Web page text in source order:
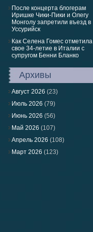
После концерта блогерам
Иришке Чики-Пики и Олегу
Монголу запретили въезд в
Уссурийск
Как Селена Гомес отметила
свое 34-летие в Италии с
супругом Бенни Бланко
Архивы
Август 2026 (23)
Июль 2026 (79)
Июнь 2026 (56)
Май 2026 (107)
Апрель 2026 (108)
Март 2026 (123)